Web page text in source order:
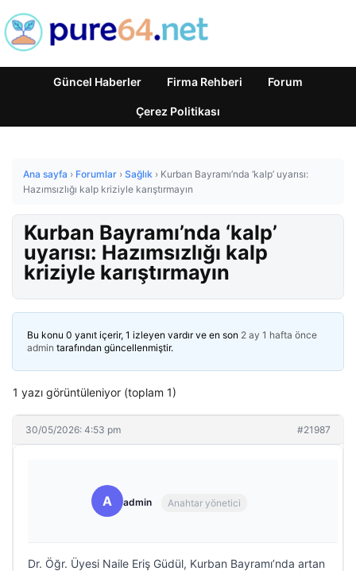
Güncel Haberler Firma Rehberi Forum
Çerez Politikası
Ana sayfa › Forumlar › Sağlık › Kurban Bayramı’nda ‘kalp’ uyarısı:
Hazımsızlığı kalp kriziyle karıştırmayın
Kurban Bayramı’nda ‘kalp’
uyarısı: Hazımsızlığı kalp
kriziyle karıştırmayın
Bu konu 0 yanıt içerir, 1 izleyen vardır ve en son 2 ay 1 hafta önce
admin tarafından güncellenmiştir.
1 yazı görüntüleniyor (toplam 1)
30/05/2026: 4:53 pm #21987
A admin Anahtar yönetici
Dr. Öğr. Üyesi Naile Eriş Güdül, Kurban Bayramı’nda artan